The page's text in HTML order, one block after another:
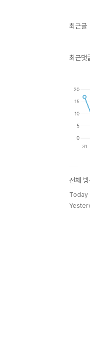
최근글
최근댓
전체
Today